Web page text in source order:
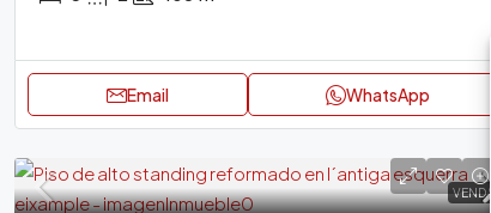
Email WhatsApp
VENDA